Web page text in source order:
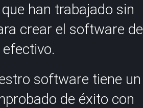
han trabajado sin
crear el software de
software tiene un
de éxito con